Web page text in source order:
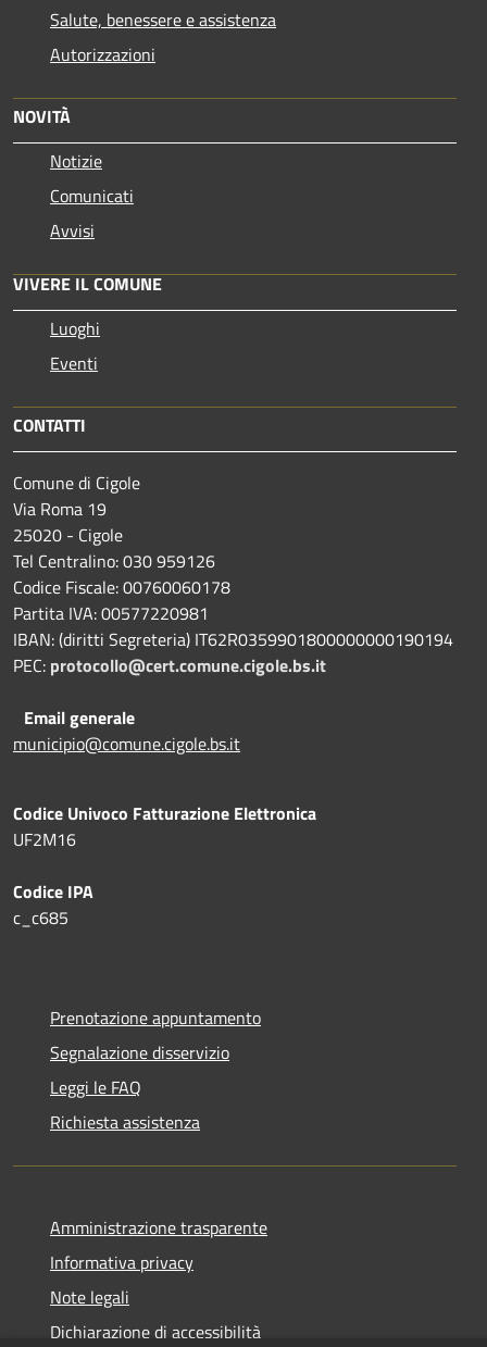
Salute, benessere e assistenza
Autorizzazioni
NOVITÀ
Notizie
Comunicati
Avvisi
VIVERE IL COMUNE
Luoghi
Eventi
CONTATTI
Comune di Cigole
Via Roma 19
25020 - Cigole
Tel Centralino: 030 959126
Codice Fiscale: 00760060178
Partita IVA: 00577220981
IBAN: (diritti Segreteria) IT62R0359901800000000190194
PEC: protocollo@cert.comune.cigole.bs.it
Email generale
municipio@comune.cigole.bs.it
Codice Univoco Fatturazione Elettronica
UF2M16
Codice IPA
c_c685
Prenotazione appuntamento
Segnalazione disservizio
Leggi le FAQ
Richiesta assistenza
Amministrazione trasparente
Informativa privacy
Note legali
Dichiarazione di accessibilità